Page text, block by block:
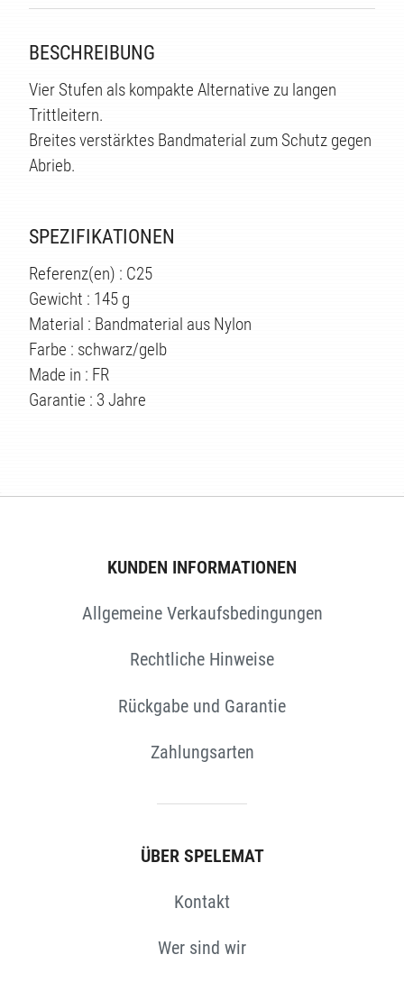
BESCHREIBUNG
Vier Stufen als kompakte Alternative zu langen
Trittleitern.
Breites verstärktes Bandmaterial zum Schutz gegen
Abrieb.
SPEZIFIKATIONEN
Referenz(en) : C25
Gewicht : 145 g
Material : Bandmaterial aus Nylon
Farbe : schwarz/gelb
Made in : FR
Garantie : 3 Jahre
KUNDEN INFORMATIONEN
Allgemeine Verkaufsbedingungen
Rechtliche Hinweise
Rückgabe und Garantie
Zahlungsarten
ÜBER SPELEMAT
Kontakt
Wer sind wir